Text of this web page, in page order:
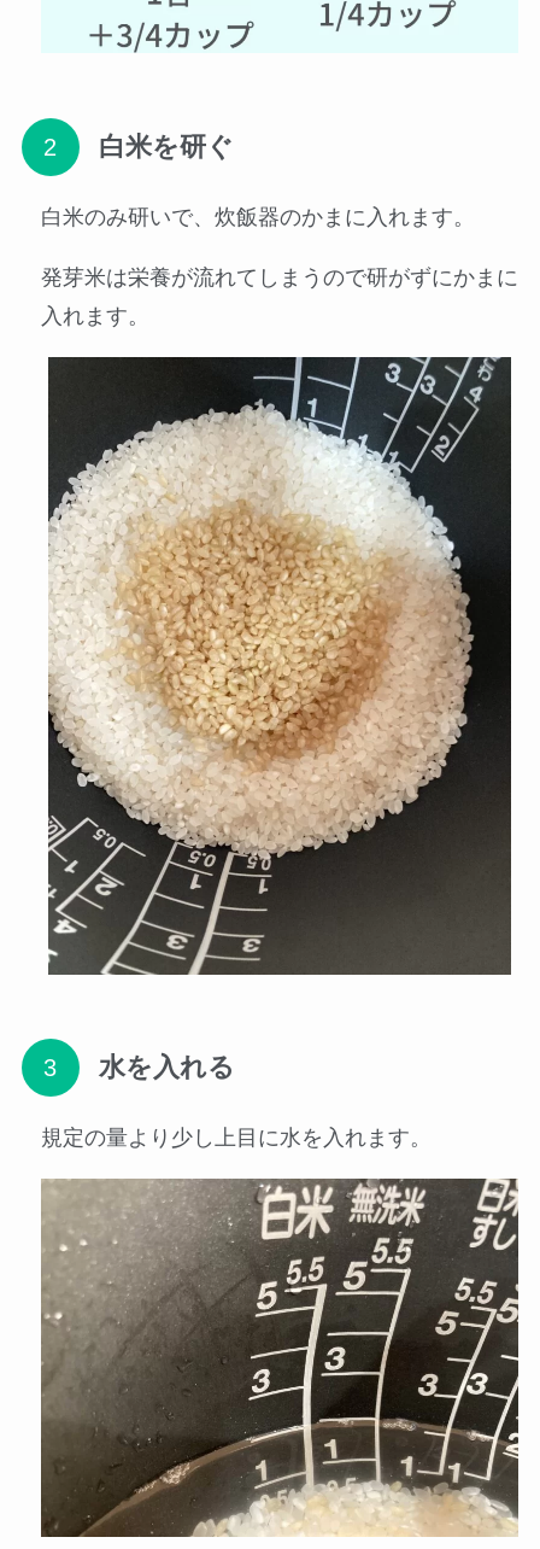
白米を研ぐ
白米のみ研いで、炊飯器のかまに入れます。
発芽米は栄養が流れてしまうので研がずにかまに
入れます。
水を入れる
規定の量より少し上目に水を入れます。